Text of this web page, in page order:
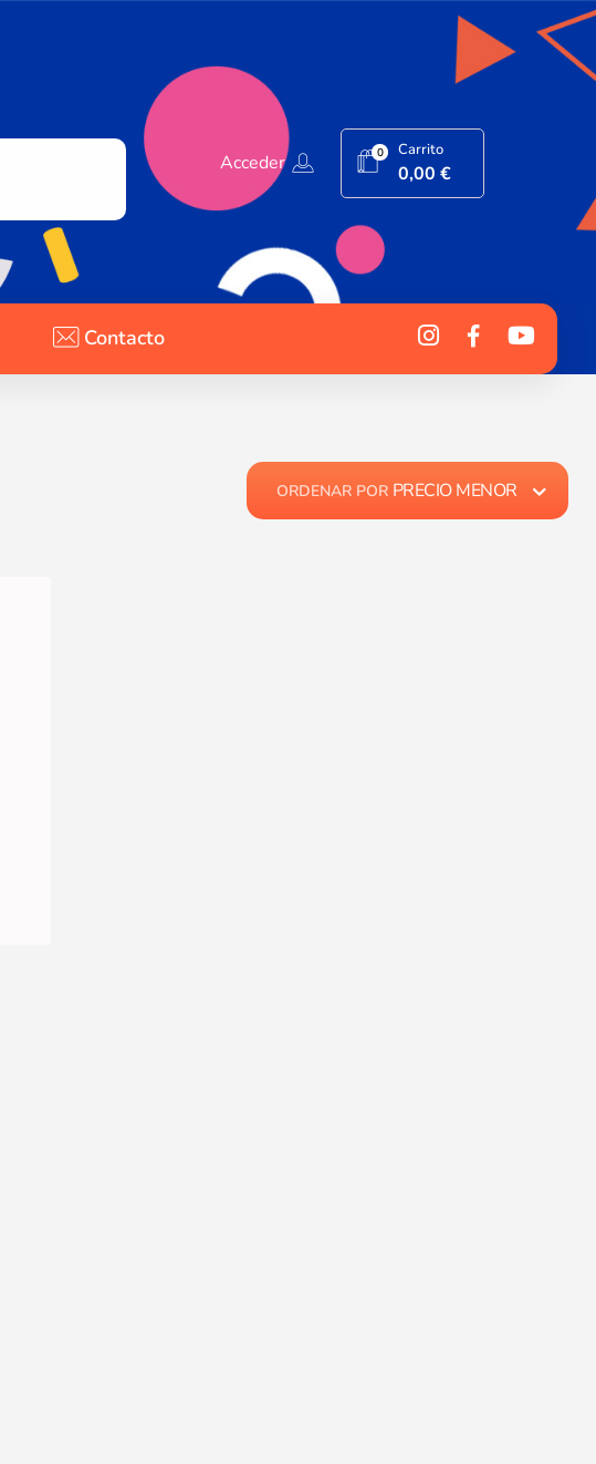
Acceder 0 Carrito
0,00€
Contacto
ORDENAR POR PRECIO MENOR